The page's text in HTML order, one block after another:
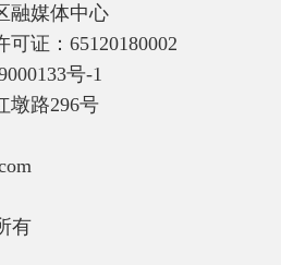
融媒体中心
证：65120180002
号-1
墩路296号
有